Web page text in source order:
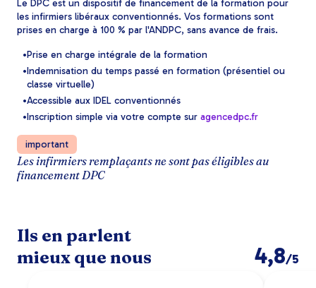
Le DPC est un dispositif de financement de la formation pour
les infirmiers libéraux conventionnés. Vos formations sont
prises en charge à 100 % par l'ANDPC, sans avance de frais.
Prise en charge intégrale de la formation
Indemnisation du temps passé en formation (présentiel ou
classe virtuelle)
Accessible aux IDEL conventionnés
Inscription simple via votre compte sur agencedpc.fr
important
Les infirmiers remplaçants ne sont pas éligibles au
financement DPC
Ils en parlent
mieux que nous
4,8/5